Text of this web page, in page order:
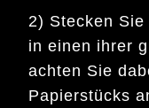
2) Stecken
in einen ihrer
achten Sie
Papierstücks